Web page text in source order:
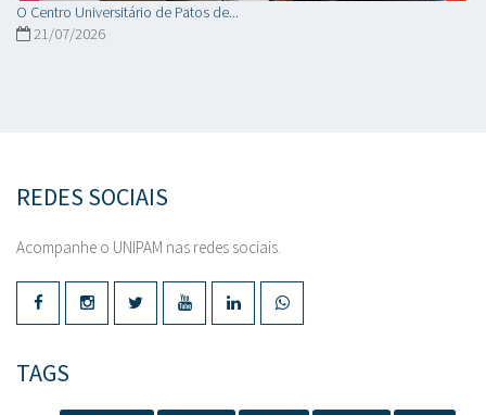
O Centro Universitário de Patos de...
21/07/2026
REDES SOCIAIS
Acompanhe o UNIPAM nas redes sociais.
TAGS